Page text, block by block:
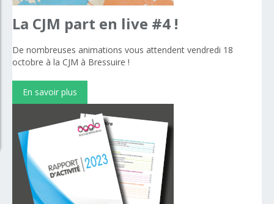
La CJM part en live #4 !
De nombreuses animations vous attendent vendredi 18
octobre à la CJM à Bressuire !
En savoir plus